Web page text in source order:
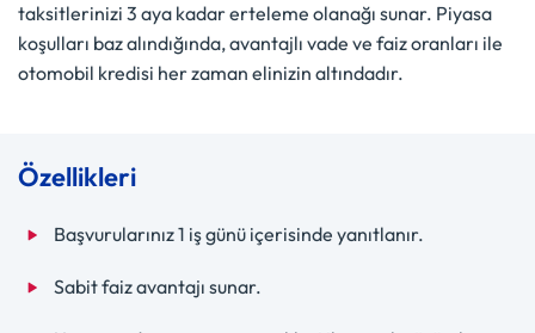
taksitlerinizi 3 aya kadar erteleme olanağı sunar. Piyasa
koşulları baz alındığında, avantajlı vade ve faiz oranları ile
otomobil kredisi her zaman elinizin altındadır.
Özellikleri
Başvurularınız 1 iş günü içerisinde yanıtlanır.
Sabit faiz avantajı sunar.